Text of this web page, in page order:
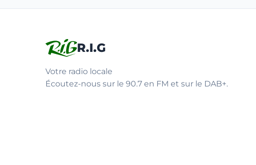
R.I.G
Votre radio locale
Écoutez-nous sur le 90.7 en FM et sur le DAB+.